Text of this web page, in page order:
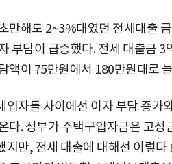
만해도 2~3%대였던 전세대출
부담이 급증했다. 전세 대출금
액이 75만원에서 180만원대로
입자들 사이에선 이자 부담 증가
다. 정부가 주택구입자금은 고
지만, 전세 대출에 대해선 이렇